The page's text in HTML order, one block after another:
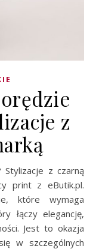
z
print z eButik.pl.
które wymaga
łączy elegancję,
Jest to okazja
w szczególnych